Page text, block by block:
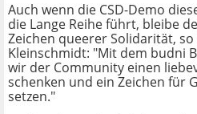
Auch wenn die CSD-Demo
die Lange Reihe führt, bleibe
Zeichen queerer Solidarität,
Kleinschmidt: "Mit dem budni
wir der Community einen
schenken und ein Zeichen für
setzen."